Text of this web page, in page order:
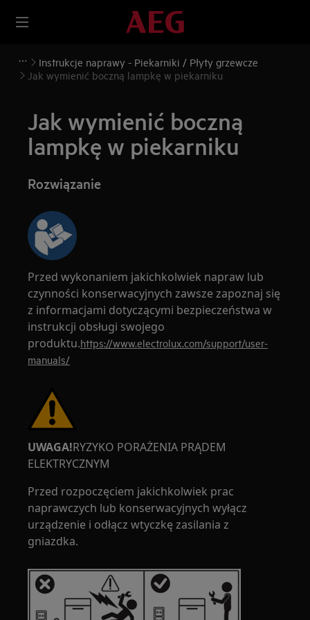
Instrukcje naprawy - Piekarniki / Płyty grzewcze
Jak wymienić boczną lampkę w piekarniku
Jak wymienić boczną
lampkę w piekarniku
Rozwiązanie
Przed wykonaniem jakichkolwiek napraw lub
czynności konserwacyjnych zawsze zapoznaj się
z informacjami dotyczącymi bezpieczeństwa w
instrukcji obsługi swojego
produktu.https://www.electrolux.com/support/user-
manuals/
UWAGA!RYZYKO PORAŻENIA PRĄDEM
ELEKTRYCZNYM
Przed rozpoczęciem jakichkolwiek prac
naprawczych lub konserwacyjnych wyłącz
urządzenie i odłącz wtyczkę zasilania z
gniazdka.